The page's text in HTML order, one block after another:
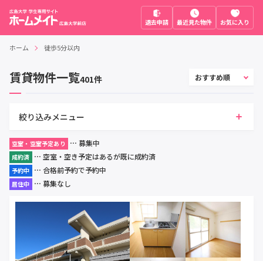
退去申請 最近見た物件 お気に入り
ホーム 徒歩5分以内
賃貸物件一覧401件
絞り込みメニュー
空室・空室予定あり ⋯ 募集中
成約済 ⋯ 空室・空き予定はあるが既に成約済
予約中 ⋯ 合格前予約で予約中
居住中 ⋯ 募集なし